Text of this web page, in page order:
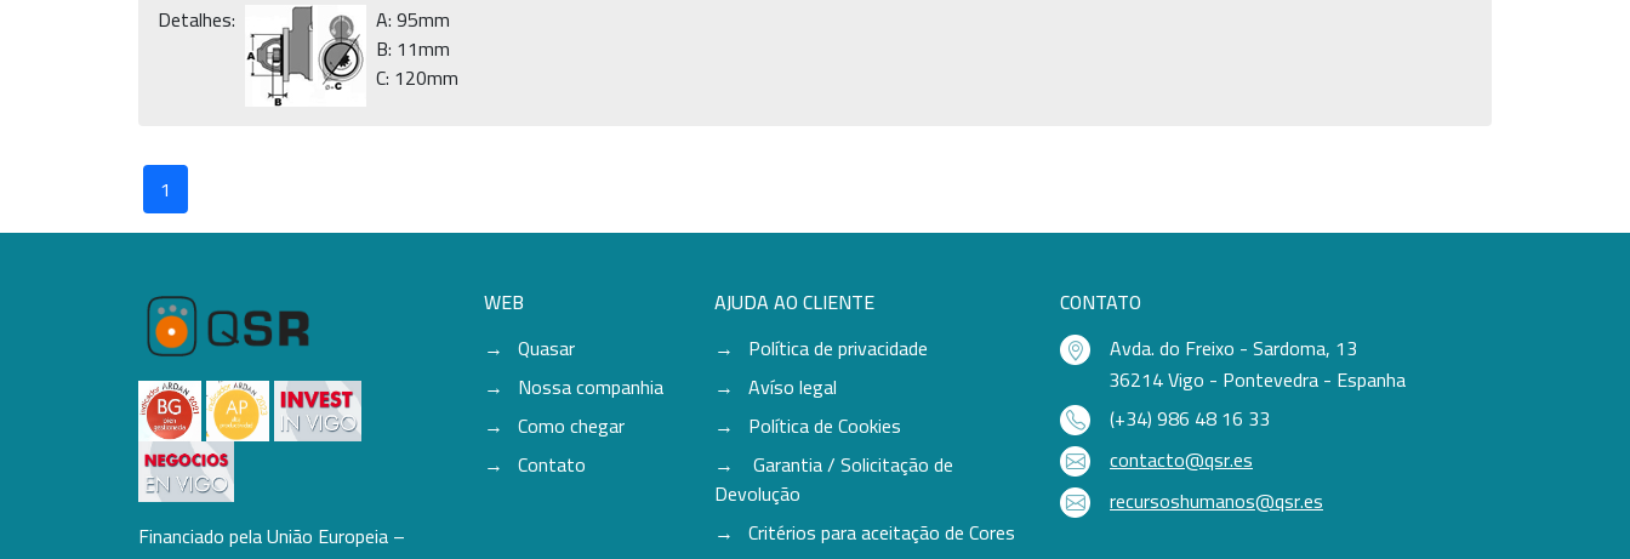
Detalhes:
A: 95mm
B: 11mm
C: 120mm
1
Financiado pela União Europeia –
WEB
Quasar
Nossa companhia
Como chegar
Contato
AJUDA AO CLIENTE
Política de privacidade
Avíso legal
Política de Cookies
Garantia / Solicitação de
Devolução
Critérios para aceitação de Cores
CONTATO
Avda. do Freixo - Sardoma, 13
36214 Vigo - Pontevedra - Espanha
(+34) 986 48 16 33
contacto@qsr.es
recursoshumanos@qsr.es